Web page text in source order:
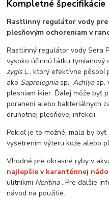
Kompletné špecifikácie
Rastlinný regulátor vody
plesňovým ochoreniam v
Rastlinný regulátor vody Sera
vysoko účinnú látku tymianový
zygis L., ktorý efektívne pôsobí
ako Saprolegniasp.,Achlyasp.
plesniam ikier. Ďalej môže byť
poranení alebo bakteriálnych
druhotnej plesňovej infekcii.
Pokiaľ je to možné, mala by
vyšetrením výteru kože alebo
Vhodné pre okrasné ryby v
najlepšie v karanténnej
ulitníkmi Neritina. Pre ďalšie
návod na použitie.